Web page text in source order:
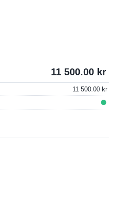
11 500.00
11 500.00